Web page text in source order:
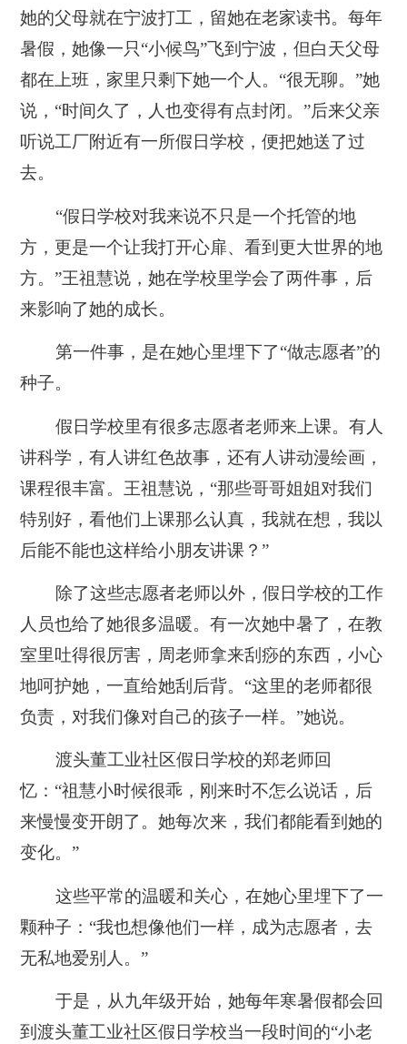
她的父母就在宁波打工，留她在老家读书。每年
暑假，她像一只“小候鸟”飞到宁波，但白天父母
都在上班，家里只剩下她一个人。“很无聊。”她
说，“时间久了，人也变得有点封闭。”后来父亲
听说工厂附近有一所假日学校，便把她送了过
去。
“假日学校对我来说不只是一个托管的地
方，更是一个让我打开心扉、看到更大世界的地
方。”王祖慧说，她在学校里学会了两件事，后
来影响了她的成长。
第一件事，是在她心里埋下了“做志愿者”的
种子。
假日学校里有很多志愿者老师来上课。有人
讲科学，有人讲红色故事，还有人讲动漫绘画，
课程很丰富。王祖慧说，“那些哥哥姐姐对我们
特别好，看他们上课那么认真，我就在想，我以
后能不能也这样给小朋友讲课？”
除了这些志愿者老师以外，假日学校的工作
人员也给了她很多温暖。有一次她中暑了，在教
室里吐得很厉害，周老师拿来刮痧的东西，小心
地呵护她，一直给她刮后背。“这里的老师都很
负责，对我们像对自己的孩子一样。”她说。
渡头董工业社区假日学校的郑老师回
忆：“祖慧小时候很乖，刚来时不怎么说话，后
来慢慢变开朗了。她每次来，我们都能看到她的
变化。”
这些平常的温暖和关心，在她心里埋下了一
颗种子：“我也想像他们一样，成为志愿者，去
无私地爱别人。”
于是，从九年级开始，她每年寒暑假都会回
到渡头董工业社区假日学校当一段时间的“小老